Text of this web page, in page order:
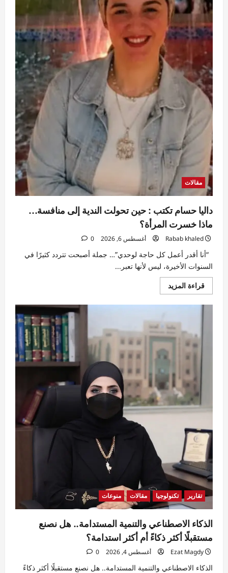
مقالات
داليا حسام تكتب : حين تحولت الندية إلى منافسة…
ماذا خسرت المرأة؟
Rabab khaled أغسطس 6, 2026 0
“أنا أقدر أعمل كل حاجة لوحدي”… جملة أصبحت تتردد كثيرًا في
السنوات الأخيرة، ليس لأنها تعبر...
قراءة المزيد
المزيد
داليا
حسام
تكتب
:
حين
تحولت
الندية
إلى
ماذا
خسرت
المرأة؟
تقارير تكنولوجيا مقالات منوعات
الذكاء الاصطناعي والتنمية المستدامة.. هل نصنع
مستقبلًا أكثر ذكاءً أم أكثر استدامة؟
Ezat Magdy أغسطس 4, 2026 0
الذكاء الاصطناعي والتنمية المستدامة.. هل نصنع مستقبلًا أكثر ذكاءً